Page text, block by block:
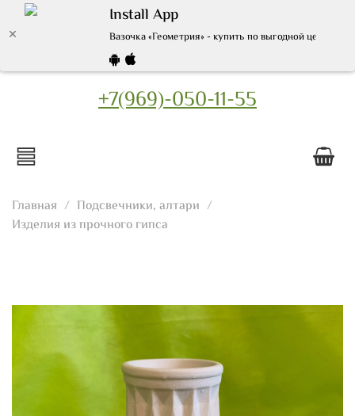
Install App
Вазочка «Геометрия» - купить по выгодной цене |
+7(969)-050-11-55
Главная
Подсвечники, алтари
Изделия из прочного гипса